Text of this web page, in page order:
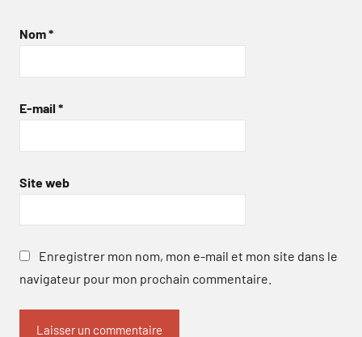
Nom*
E-mail *
Site web
Enregistrer mon nom, mon e-mail et mon site dans le
navigateur pour mon prochain commentaire.